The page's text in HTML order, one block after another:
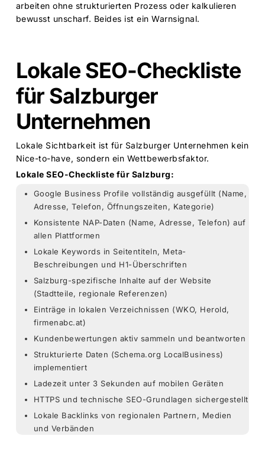
arbeiten ohne strukturierten Prozess oder kalkulieren
bewusst unscharf. Beides ist ein Warnsignal.
Lokale SEO-Checkliste
für Salzburger
Unternehmen
Lokale Sichtbarkeit ist für Salzburger Unternehmen kein
Nice-to-have, sondern ein Wettbewerbsfaktor.
Lokale SEO-Checkliste für Salzburg:
Google Business Profile vollständig ausgefüllt (Name,
Adresse, Telefon, Öffnungszeiten, Kategorie)
Konsistente NAP-Daten (Name, Adresse, Telefon) auf
allen Plattformen
Lokale Keywords in Seitentiteln, Meta-
Beschreibungen und H1-Überschriften
Salzburg-spezifische Inhalte auf der Website
(Stadtteile, regionale Referenzen)
Einträge in lokalen Verzeichnissen (WKO, Herold,
firmenabc.at)
Kundenbewertungen aktiv sammeln und beantworten
Strukturierte Daten (Schema.org LocalBusiness)
implementiert
Ladezeit unter 3 Sekunden auf mobilen Geräten
HTTPS und technische SEO-Grundlagen sichergestellt
Lokale Backlinks von regionalen Partnern, Medien
und Verbänden